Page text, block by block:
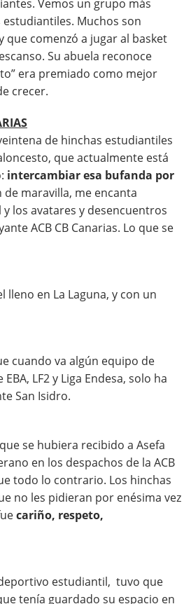
Vemos un grupo más
Muchos son
que comenzó a jugar al basket
Su abuela reconoce
era premiado como mejor
crecer.
de hinchas estudiantiles
que actualmente está
intercambiar esa bufanda por
maravilla, me encanta
y los avatares y desencuentros
ACB CB Canarias. Lo que se
lleno en La Laguna, y con un
cuando va algún equipo de
LF2 y Liga Endesa, solo ha
San Isidro.
se hubiera recibido a Asefa
en los despachos de la ACB
todo lo contrario. Los hinchas
no les pidieran por enésima vez
cariño, respeto,
estudiantil, tuvo que
tenía guardado su espacio en